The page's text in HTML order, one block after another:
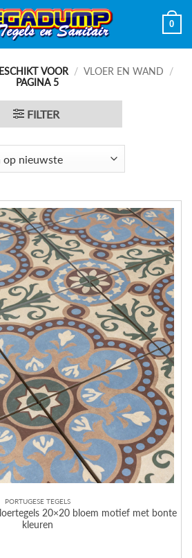
0
VOOR / VLOER EN WAND
/
PAGINA 5
FILTER
PORTUGESE TEGELS
20×20 bloem motief met bonte
kleuren